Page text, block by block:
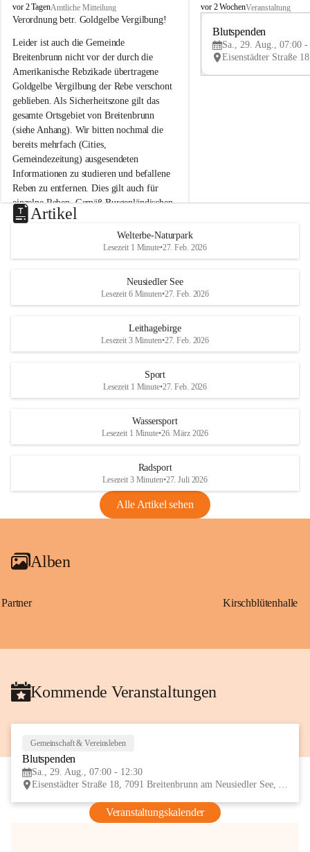
B
r
i
t
e
n
b
r
u
n
n
a
m
N
e
u
s
d
S
vor 2 TagenAmtliche Mitteilung
Verordnung betr. Goldgelbe Vergilbung!
Leider ist auch die Gemeinde
Breitenbrunn nicht vor der durch die
Amerikanische Rebzikade übertragene
Goldgelbe Vergilbung der Rebe verschont
geblieben. Als Sicherheitszone gilt das
gesamte Ortsgebiet von Breitenbrunn
(siehe Anhang). Wir bitten nochmal die
bereits mehrfach (Cities,
Gemeindezeitung) ausgesendeten
Informationen zu studieren und befallene
Reben zu entfernen. Dies gilt auch für
einzelne Reben. Gemäß Burgenländischen
Weinbaugesetz sind nicht gepflegte oder
unzulässige Weingärten zu roden! Bitte
helfen wir zusammen um unsere Winzer
vor den prognostizierten Ernteausfällen
und den daraus folgenden wirtschaftlichen
Maßnahmen zur Bekämpfung
Rebe und der Amerikanischen
Anhang VBl. EU Nr. 18
1 Seite•1,4 MB
VBl. EU Nr. 18_2026
B
e
u
e
d
r
S
vor 2 WochenVeranstaltung
Blutspenden
Sa., 29. Aug., 07:00 -
Artikel
Welterbe-Naturpark
Lesezeit 1 Minute•27. Feb. 2026
Neusiedler See
Lesezeit 6 Minuten•27. Feb. 2026
Leithagebirge
Lesezeit 3 Minuten•27. Feb. 2026
Sport
Lesezeit 1 Minute•27. Feb. 2026
Wassersport
Lesezeit 1 Minute•26. März 2026
Radsport
Lesezeit 3 Minuten•27. Juli 2026
Alle Artikel sehen
Alben
Partner Kirschblütenhalle
Kommende Veranstaltungen
Gemeinschaft & Vereinsleben
Blutspenden
Sa., 29. Aug., 07:00 - 12:30
Eisenstädter Straße 18, 7091 Breitenbrunn am Neusiedler See, AUT
Veranstaltungskalender